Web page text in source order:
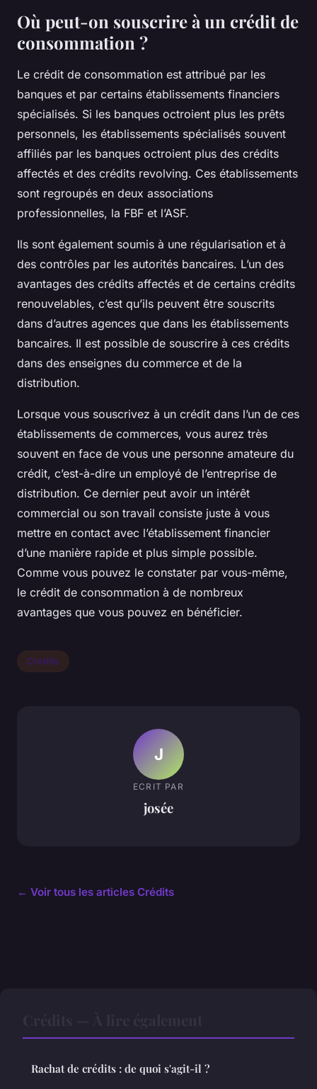
Où peut-on souscrire à un crédit de
consommation ?
Le crédit de consommation est attribué par les
banques et par certains établissements financiers
spécialisés. Si les banques octroient plus les prêts
personnels, les établissements spécialisés souvent
affiliés par les banques octroient plus des crédits
affectés et des crédits revolving. Ces établissements
sont regroupés en deux associations
professionnelles, la FBF et l’ASF.
Ils sont également soumis à une régularisation et à
des contrôles par les autorités bancaires. L’un des
avantages des crédits affectés et de certains crédits
renouvelables, c’est qu’ils peuvent être souscrits
dans d’autres agences que dans les établissements
bancaires. Il est possible de souscrire à ces crédits
dans des enseignes du commerce et de la
distribution.
Lorsque vous souscrivez à un crédit dans l’un de ces
établissements de commerces, vous aurez très
souvent en face de vous une personne amateure du
crédit, c’est-à-dire un employé de l’entreprise de
distribution. Ce dernier peut avoir un intérêt
commercial ou son travail consiste juste à vous
mettre en contact avec l’établissement financier
d’une manière rapide et plus simple possible.
Comme vous pouvez le constater par vous-même,
le crédit de consommation à de nombreux
avantages que vous pouvez en bénéficier.
Crédits
J
ECRIT PAR
josée
← Voir tous les articles Crédits
Rachat de crédits : de quoi s'agit-il ?